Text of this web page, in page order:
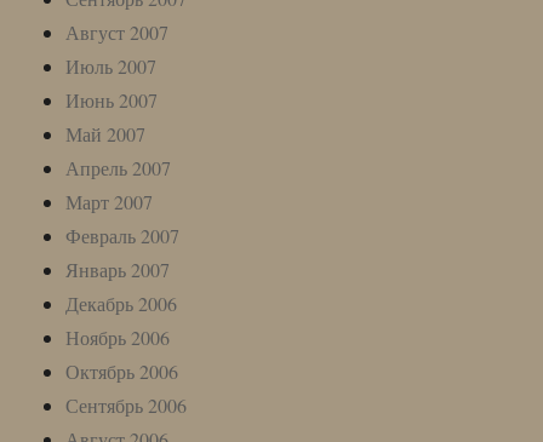
Август 2007
Июль 2007
Июнь 2007
Май 2007
Апрель 2007
Март 2007
Февраль 2007
Январь 2007
Декабрь 2006
Ноябрь 2006
Октябрь 2006
Сентябрь 2006